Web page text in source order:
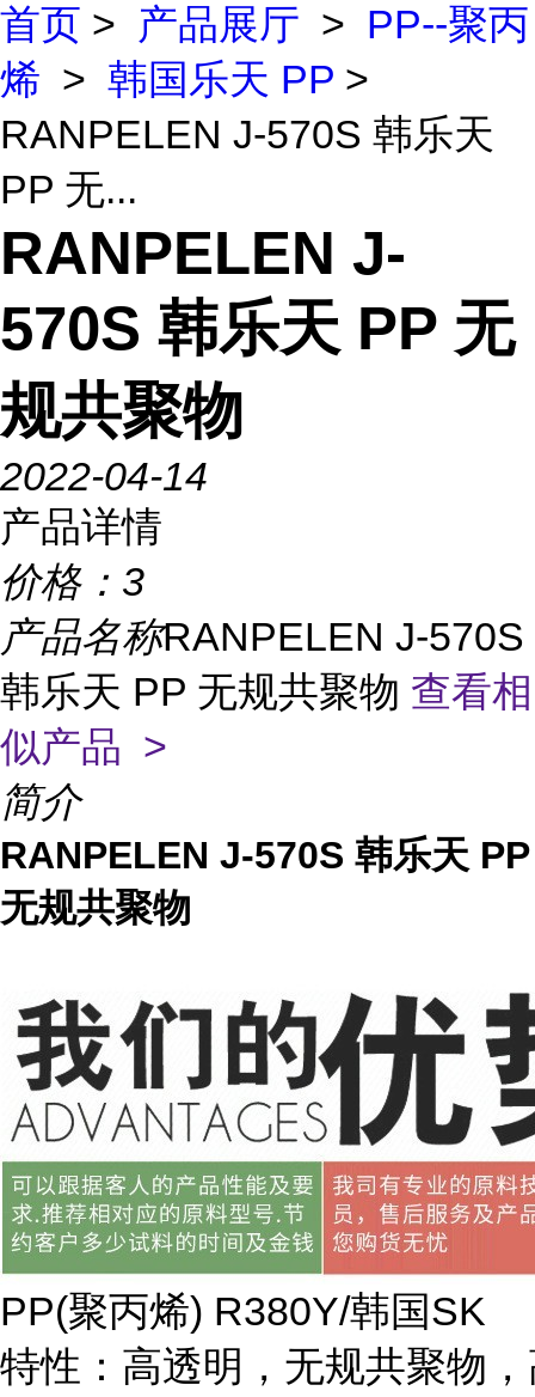
首页 > 产品展厅 > PP--聚丙
烯 > 韩国乐天 PP >
RANPELEN J-570S 韩乐天
PP 无...
RANPELEN J-
570S 韩乐天 PP 无
规共聚物
2022-04-14
产品详情
价格： 3
产品名称RANPELEN J-570S
韩乐天 PP 无规共聚物 查看相
似产品 >
简介
RANPELEN J-570S 韩乐天 PP
无规共聚物
PP(聚丙烯) R380Y/韩国SK
特性：高透明，无规共聚物